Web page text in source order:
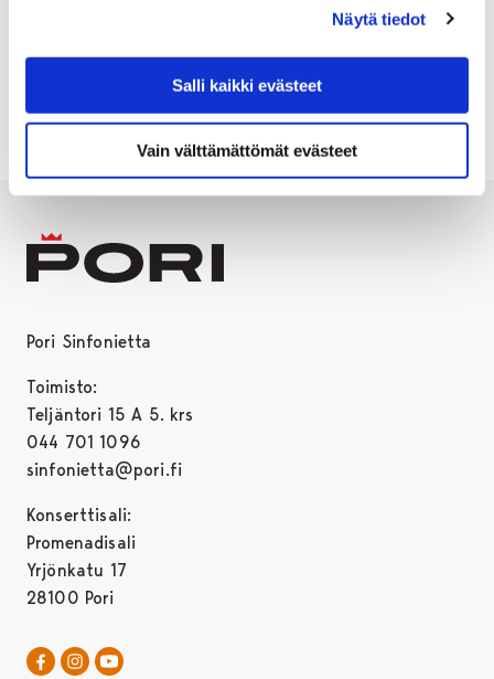
Näytä tiedot
Salli kaikki evästeet
Vain välttämättömät evästeet
Pori Sinfonietta
Toimisto:
Teljäntori 15 A 5. krs
044 701 1096
sinfonietta@pori.fi
Konserttisali:
Promenadisali
Yrjönkatu 17
28100 Pori
Pori Sinfonietta Facebookissa
Avautuu uudessa välilehdessä
Pori Sinfonietta Instagrammissa
Avautuu uudessa välilehdessä